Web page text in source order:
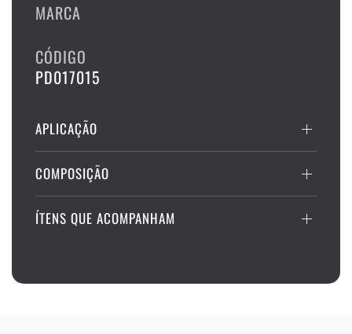
MARCA
CÓDIGO
PD017015
APLICAÇÃO
COMPOSIÇÃO
ÍTENS QUE ACOMPANHAM